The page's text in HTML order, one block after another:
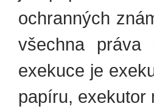
ochranných
všechna práva
exekuce je
papíru, exekutor